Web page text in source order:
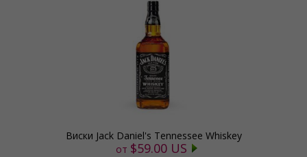
Виски Jack Daniel's Tennessee Whiskey
от $59.00 US